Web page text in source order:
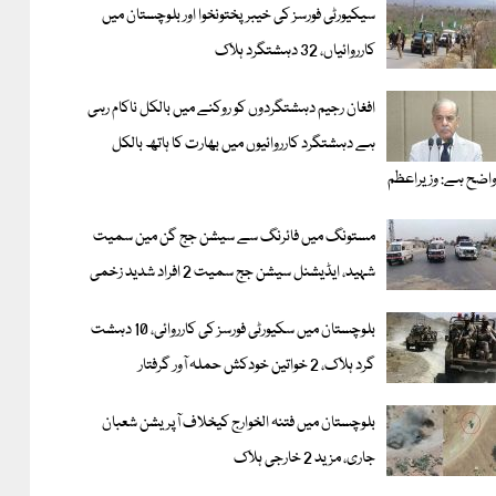
سیکیورٹی فورسز کی خیبر پختونخوا اور بلوچستان میں
کارروائیاں، 32 دہشتگرد ہلاک
افغان رجیم دہشتگردوں کو روکنے میں بالکل ناکام رہی
ہے دہشتگرد کارروائیوں میں بھارت کا ہاتھ بالکل
واضح ہے: وزیراعظم
مستونگ میں فائرنگ سے سیشن جج گن مین سمیت
شہید، ایڈیشنل سیشن جج سمیت 2 افراد شدید زخمی
بلوچستان میں سکیورٹی فورسز کی کارروائی، 10 دہشت
گرد ہلاک، 2 خواتین خودکش حملہ آور گرفتار
بلوچستان میں فتنہ الخوارج کیخلاف آپریشن شعبان
جاری، مزید 2 خارجی ہلاک